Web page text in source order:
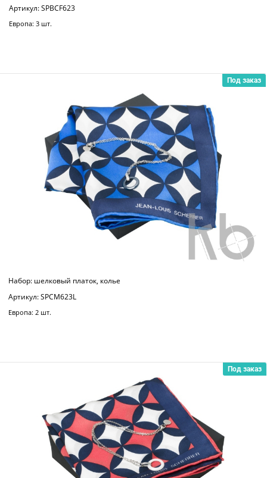
Артикул: SPBCF623
Европа: 3 шт.
Под заказ
Набор: шелковый платок, колье
Артикул: SPCM623L
Европа: 2 шт.
Под заказ